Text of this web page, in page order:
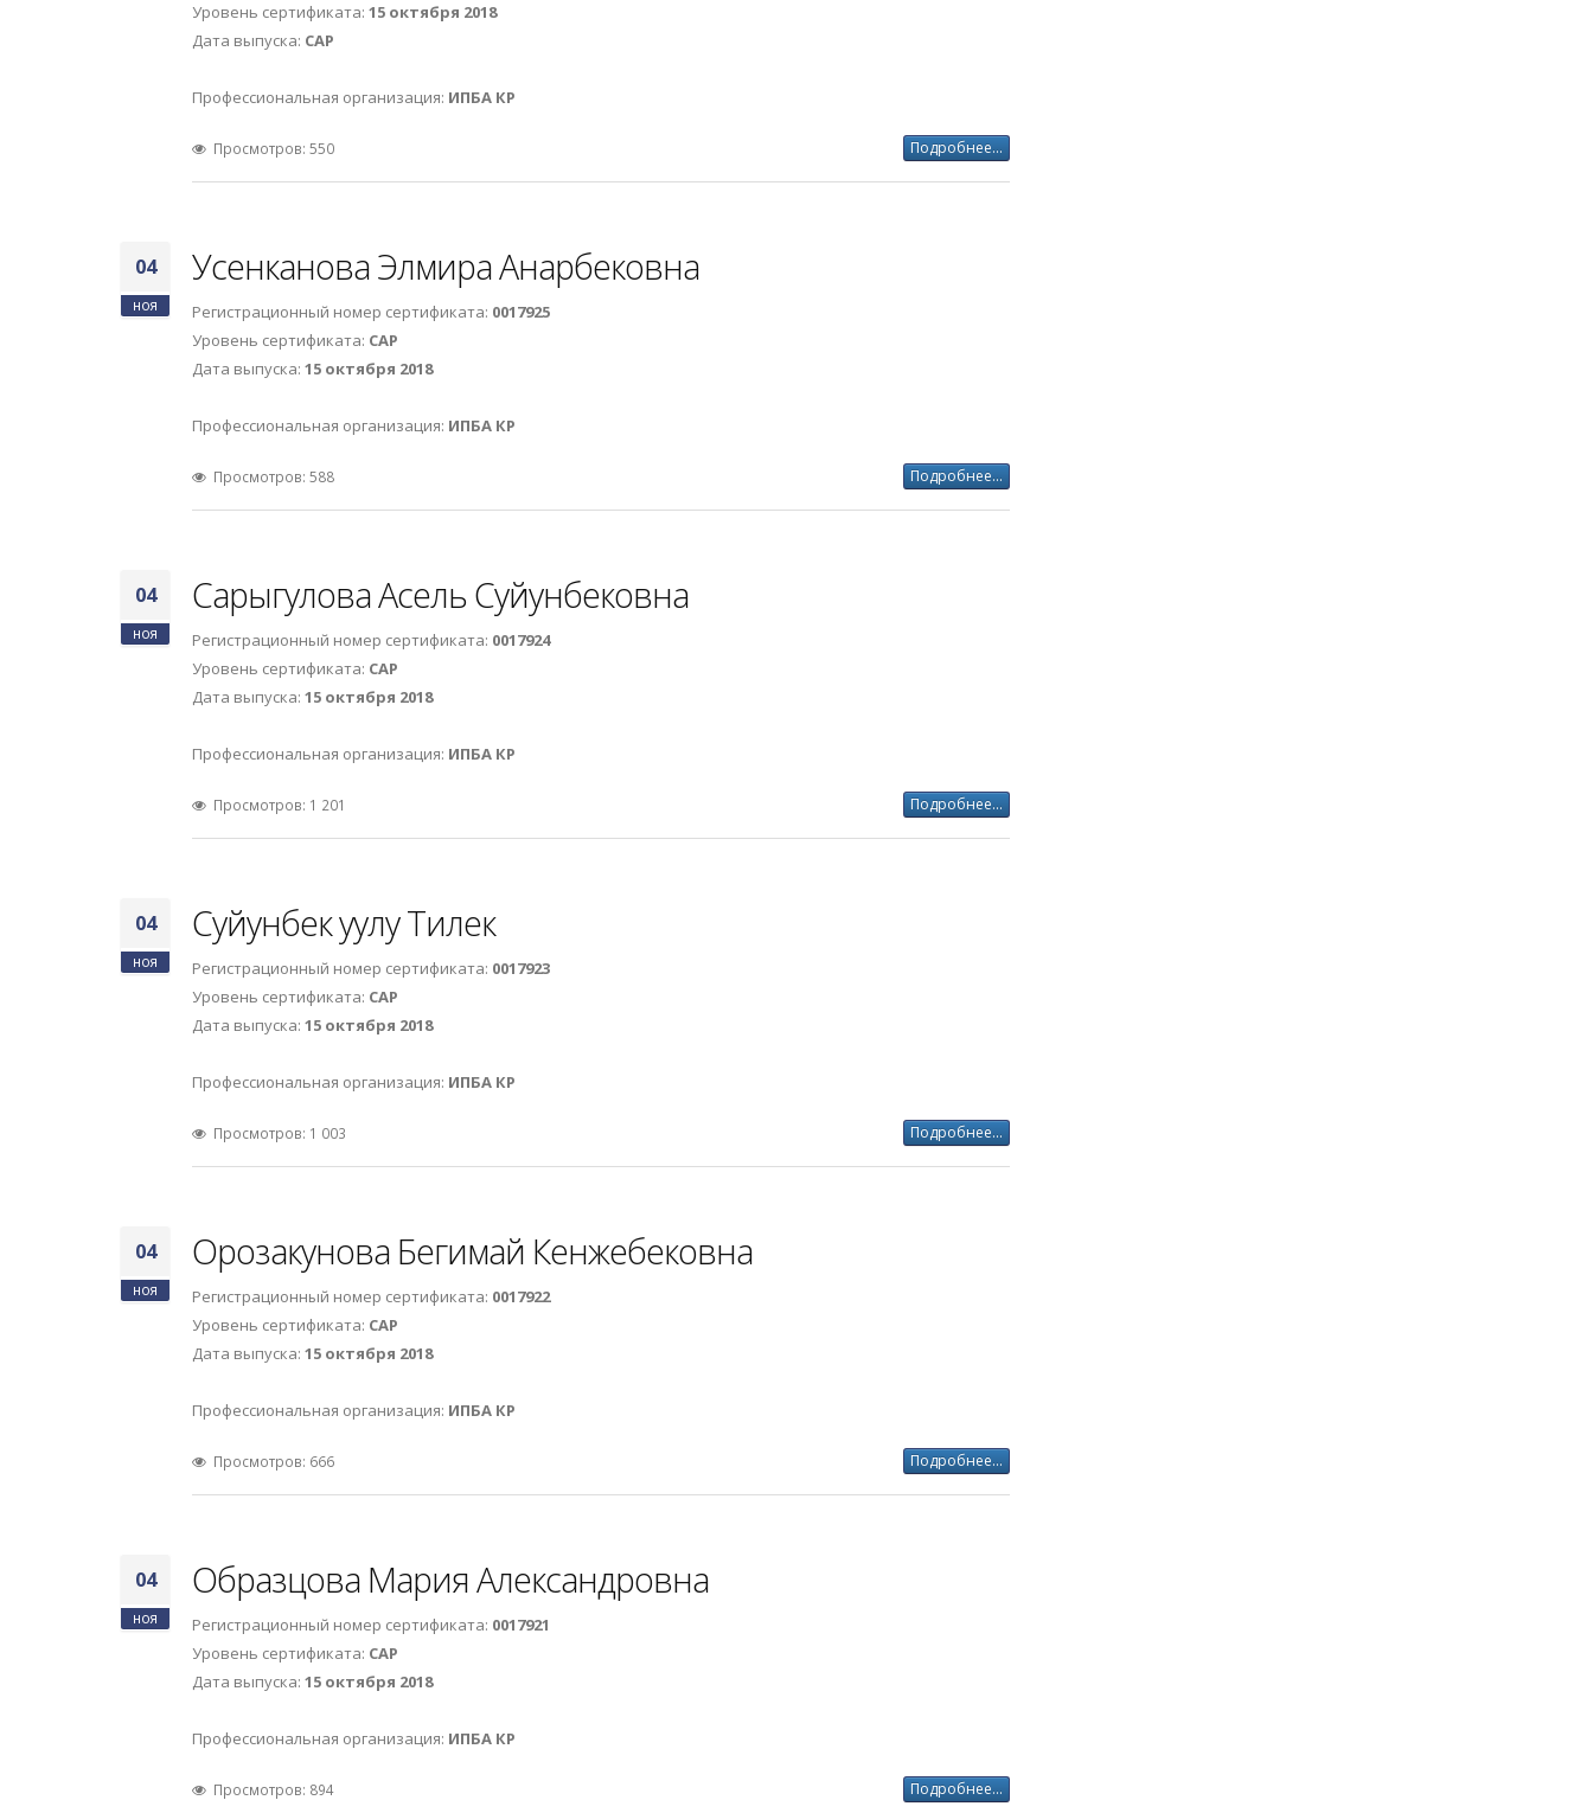
Уровень сертификата: 15 октября 2018
Дата выпуска: САР
Профессиональная организация: ИПБА КР
Просмотров: 550 Подробнее...
04
ноя
Усенканова Элмира Анарбековна
Регистрационный номер сертификата: 0017925
Уровень сертификата: САР
Дата выпуска: 15 октября 2018
Профессиональная организация: ИПБА КР
Просмотров: 588 Подробнее...
04
ноя
Сарыгулова Асель Суйунбековна
Регистрационный номер сертификата: 0017924
Уровень сертификата: САР
Дата выпуска: 15 октября 2018
Профессиональная организация: ИПБА КР
Просмотров: 1 201 Подробнее...
04
ноя
Суйунбек уулу Тилек
Регистрационный номер сертификата: 0017923
Уровень сертификата: САР
Дата выпуска: 15 октября 2018
Профессиональная организация: ИПБА КР
Просмотров: 1 003 Подробнее...
04
ноя
Орозакунова Бегимай Кенжебековна
Регистрационный номер сертификата: 0017922
Уровень сертификата: САР
Дата выпуска: 15 октября 2018
Профессиональная организация: ИПБА КР
Просмотров: 666 Подробнее...
04
ноя
Образцова Мария Александровна
Регистрационный номер сертификата: 0017921
Уровень сертификата: САР
Дата выпуска: 15 октября 2018
Профессиональная организация: ИПБА КР
Просмотров: 894 Подробнее...